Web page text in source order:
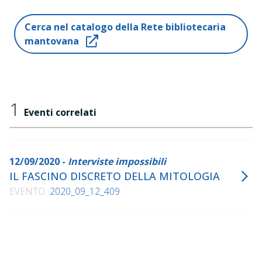
Il bugiardo, Baldini Castoldi Dalai, 2006 (2008)
Mythos, Salani, 2018
Eroi, Salani, 2019
Cerca nel catalogo della Rete bibliotecaria
mantovana
1 Eventi correlati
12/09/2020 - Interviste impossibili
IL FASCINO DISCRETO DELLA MITOLOGIA
EVENTO 2020_09_12_409